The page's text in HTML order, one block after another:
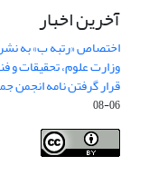
آخرین اخبار
اختصاص «رتبه ب» به
وزارت علوم، تحقیقات و
قرار گرفتن نامه انجمن
06-08